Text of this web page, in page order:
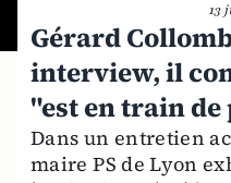
13
Gérard
interview, il
"est en train
Dans un entretien
maire PS de Lyon